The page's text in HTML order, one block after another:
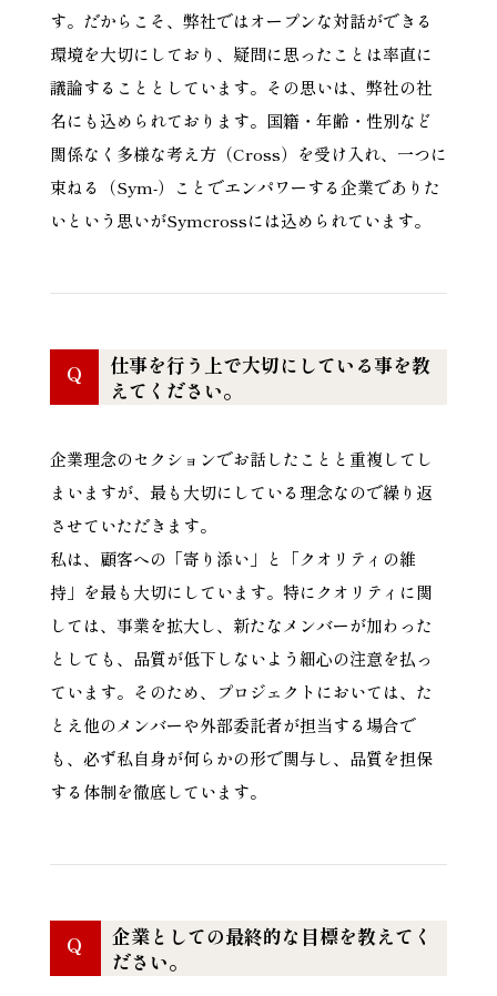
す。だからこそ、弊社ではオープンな対話ができる
環境を大切にしており、疑問に思ったことは率直に
議論することとしています。その思いは、弊社の社
名にも込められております。国籍・年齢・性別など
関係なく多様な考え方（Cross）を受け入れ、一つに
束ねる（Sym-）ことでエンパワーする企業でありた
いという思いがSymcrossには込められています。
Q
仕事を行う上で大切にしている事を教
えてください。
企業理念のセクションでお話したことと重複してし
まいますが、最も大切にしている理念なので繰り返
させていただきます。
私は、顧客への「寄り添い」と「クオリティの維
持」を最も大切にしています。特にクオリティに関
しては、事業を拡大し、新たなメンバーが加わった
としても、品質が低下しないよう細心の注意を払っ
ています。そのため、プロジェクトにおいては、た
とえ他のメンバーや外部委託者が担当する場合で
も、必ず私自身が何らかの形で関与し、品質を担保
する体制を徹底しています。
Q
企業としての最終的な目標を教えてく
ださい。